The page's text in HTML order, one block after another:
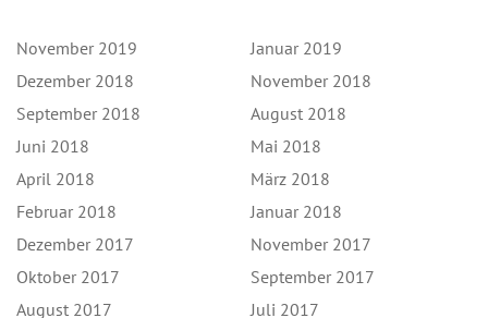
November 2019
Januar 2019
Dezember 2018
November 2018
September 2018
August 2018
Juni 2018
Mai 2018
April 2018
März 2018
Februar 2018
Januar 2018
Dezember 2017
November 2017
Oktober 2017
September 2017
August 2017
Juli 2017